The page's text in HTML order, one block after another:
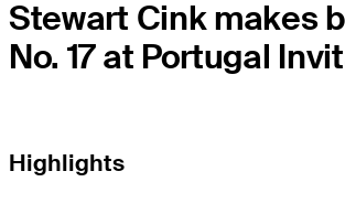
Stewart Cink makes
No. 17 at Portugal
Highlights